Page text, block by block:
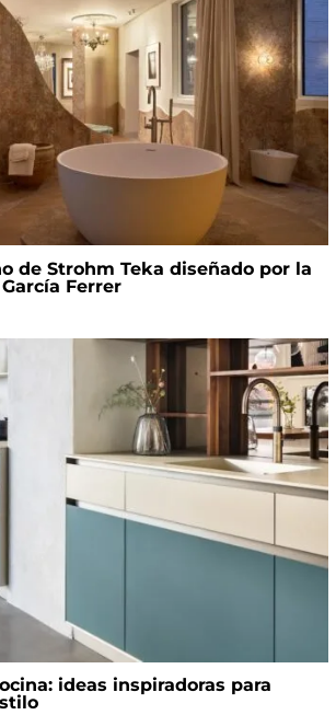
de Strohm Teka diseñado por la
Ferrer
ideas inspiradoras para